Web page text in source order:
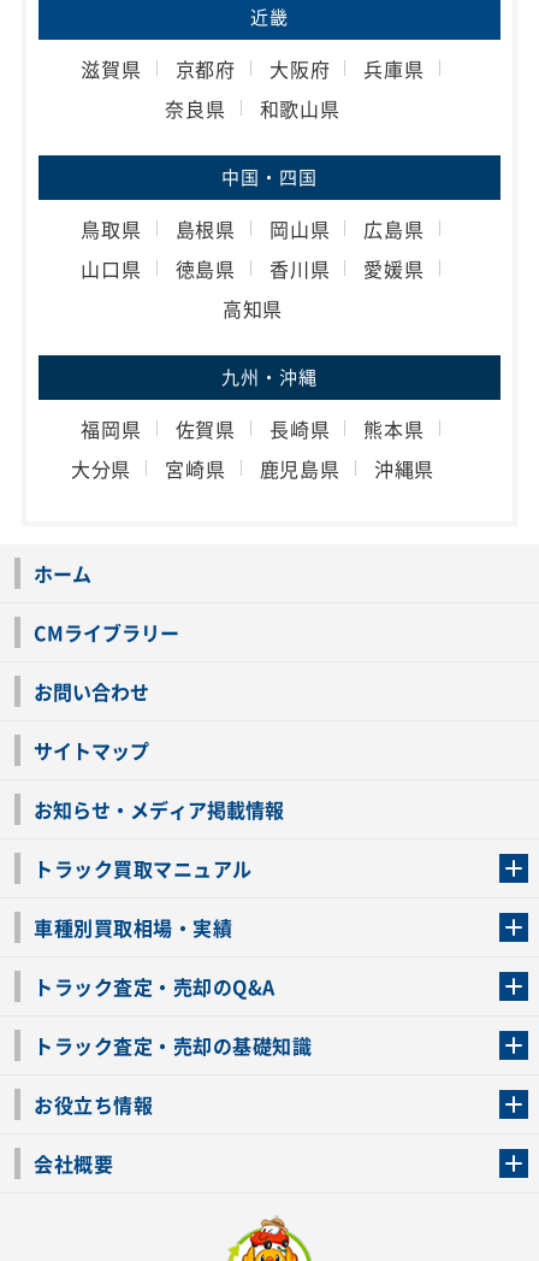
近畿
滋賀県 京都府 大阪府
兵庫県
奈良県
和歌山県
中国・四国
鳥取県 島根県 岡山県
広島県
山口県
徳島県 香川県
愛媛県
高知県
九州・沖縄
福岡県 佐賀県 長崎県
熊本県
大分県
宮崎県 鹿児島県 沖縄県
ホーム
CMライブラリー
お問い合わせ
サイトマップ
お知らせ・メディア掲載情報
トラック買取マニュアル
車種別買取相場・実績
トラック査定・売却のQ&A
トラック査定・売却の基礎知識
お役立ち情報
会社概要